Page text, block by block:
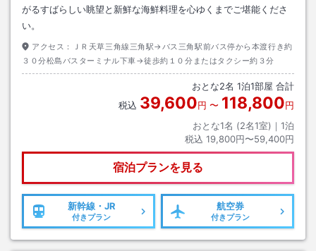
がるすばらしい眺望と新鮮な海鮮料理を心ゆくまでご堪能くださ
い。
アクセス：
ＪＲ天草三角線三角駅→バス三角駅前バス停から本渡行き約
３０分松島バスターミナル下車→徒歩約１０分またはタクシー約３分
おとな2名 1泊1部屋 合計
税込 39,600円 〜 118,800円
おとな1名 (2名1室)｜ 1泊
税込 19,800円〜59,400円
宿泊プランを見る
新幹線・JR
付きプラン
航空券
付きプラン